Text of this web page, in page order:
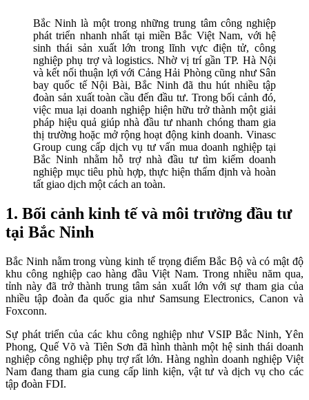
Bắc Ninh là một trong những trung tâm công nghiệp
phát triển nhanh nhất tại miền Bắc Việt Nam, với hệ
sinh thái sản xuất lớn trong lĩnh vực điện tử, công
nghiệp phụ trợ và logistics. Nhờ vị trí gần TP. Hà Nội
và kết nối thuận lợi với Cảng Hải Phòng cũng như Sân
bay quốc tế Nội Bài, Bắc Ninh đã thu hút nhiều tập
đoàn sản xuất toàn cầu đến đầu tư. Trong bối cảnh đó,
việc mua lại doanh nghiệp hiện hữu trở thành một giải
pháp hiệu quả giúp nhà đầu tư nhanh chóng tham gia
thị trường hoặc mở rộng hoạt động kinh doanh. Vinasc
Group cung cấp dịch vụ tư vấn mua doanh nghiệp tại
Bắc Ninh nhằm hỗ trợ nhà đầu tư tìm kiếm doanh
nghiệp mục tiêu phù hợp, thực hiện thẩm định và hoàn
tất giao dịch một cách an toàn.
1. Bối cảnh kinh tế và môi trường đầu tư
tại Bắc Ninh
Bắc Ninh nằm trong vùng kinh tế trọng điểm Bắc Bộ và có mật độ
khu công nghiệp cao hàng đầu Việt Nam. Trong nhiều năm qua,
tỉnh này đã trở thành trung tâm sản xuất lớn với sự tham gia của
nhiều tập đoàn đa quốc gia như Samsung Electronics, Canon và
Foxconn.
Sự phát triển của các khu công nghiệp như VSIP Bắc Ninh, Yên
Phong, Quế Võ và Tiên Sơn đã hình thành một hệ sinh thái doanh
nghiệp công nghiệp phụ trợ rất lớn. Hàng nghìn doanh nghiệp Việt
Nam đang tham gia cung cấp linh kiện, vật tư và dịch vụ cho các
tập đoàn FDI.